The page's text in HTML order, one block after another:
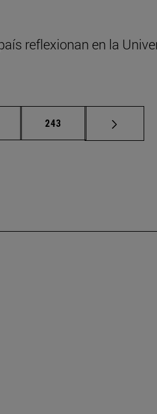
reflexionan en la
Páginas intermedias Use TAB para
Página
243